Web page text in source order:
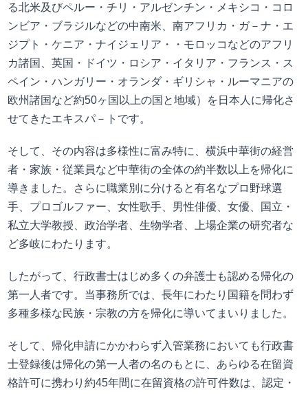
る北米及びペルー・チリ・アルゼンチン・メキシコ・コロ
ンビア・ブラジルなどの中南米、南アフリカ・ガ－ナ・エ
ジプト・ケニア・ナイジェリア・・モロッコなどのアフリ
カ諸国、英国・ドイツ・ロシア・イタリア・フランス・ス
ペイン・ハンガリー・オランダ・ギリシャ・ルーマニアの
欧州諸国など約50ヶ国以上の国と地域）を日本人に帰化さ
せてきたエキスパ－トです。
そして、その内容は多様性に富み特に、横浜中華街の経営
者・家族・従業員など中華街の全体の約半数以上を帰化に
導きました。さらに職業別に分けると有名なプロ野球選
手、プロゴルファー、女性歌手、男性俳優、女優、国立・
私立大学教授、政治学者、生物学者、上場企業の研究者な
ど多岐にわたります。
したがって、行政書士はじめ多くの弁護士も認める帰化の
第一人者です。当事務所では、長年にわたり国籍を問わず
多種多様な民族・宗教の方を帰化に導いてまいりました。
そして、帰化申請にかかわらず入管業務においても行政書
士登録後は帰化の第一人者の名のもとに、あらゆる在留資
格許可に携わり約45年間に在留資格の許可件数は、認定・